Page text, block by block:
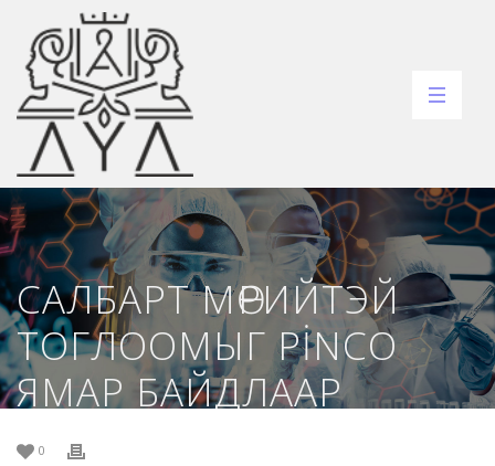
САЛБАРТ МӨРИЙТЭЙ
ТОГЛООМЫГ PINCO
ЯМАР БАЙДЛААР
АЛХАМ АЛХМААР
0